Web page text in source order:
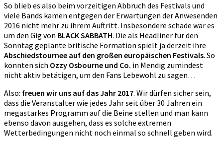
So blieb es also beim vorzeitigen Abbruch des Festivals und
viele Bands kamen entgegen der Erwartungen der Anwesenden
2016 nicht mehr zu ihrem Auftritt. Insbesondere schade war es
um den Gig von BLACK SABBATH. Die als Headliner für den
Sonntag geplante britische Formation spielt ja derzeit ihre
Abschiedstournee auf den großen europäischen Festivals. So
konnten sich Ozzy Osbourne und Co. in Mendig zumindest
nicht aktiv betätigen, um den Fans Lebewohl zu sagen…
Also: freuen wir uns auf das Jahr 2017. Wir dürfen sicher sein,
dass die Veranstalter wie jedes Jahr seit über 30 Jahren ein
megastarkes Programm auf die Beine stellen und man kann
ebenso davon ausgehen, dass es solche extremen
Wetterbedingungen nicht noch einmal so schnell geben wird.